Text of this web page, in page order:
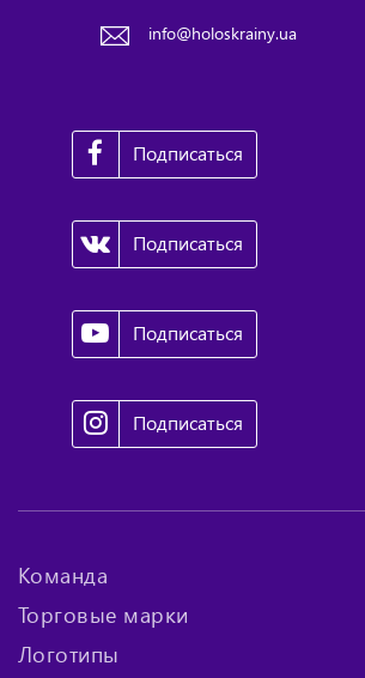
info@holoskrainy.ua
Подписаться
Подписаться
Подписаться
Подписаться
Команда
Торговые марки
Логотипы